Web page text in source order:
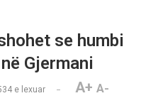
se humbi
Gjermani
e lexuar A+ A-